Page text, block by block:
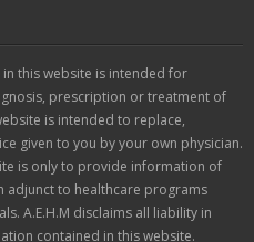
this website is intended for
prescription or treatment of
is intended to replace,
given to you by your own physician.
is only to provide information of
adjunct to healthcare programs
A.E.H.M disclaims all liability in
contained in this website.